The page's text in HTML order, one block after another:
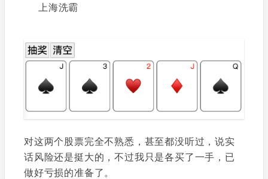
上海洗霸
对这两个股票完全不熟悉，甚至都没听过，说实
话风险还是挺大的，不过我只是各买了一手，已
做好亏损的准备了。